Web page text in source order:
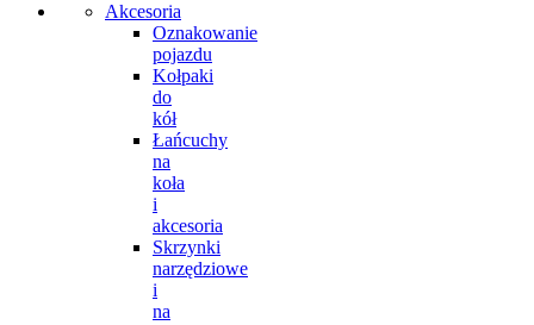
Akcesoria
Oznakowanie
pojazdu
Kołpaki
do
kół
Łańcuchy
na
koła
i
akcesoria
Skrzynki
narzędziowe
i
na